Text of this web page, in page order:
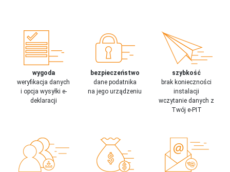
wygoda
weryfikacja danych
i opcja wysyłki e-
deklaracji
bezpieczeństwo
dane podatnika
na jego urządzeniu
szybkość
brak konieczności
instalacji
wczytanie danych z
Twój e-PIT